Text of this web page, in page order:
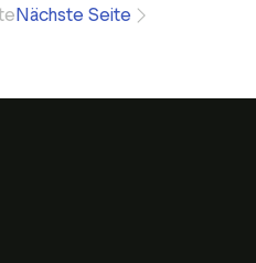
Nächste Seite